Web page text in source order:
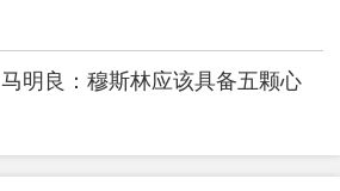
马明良：穆斯林应该具备五颗心